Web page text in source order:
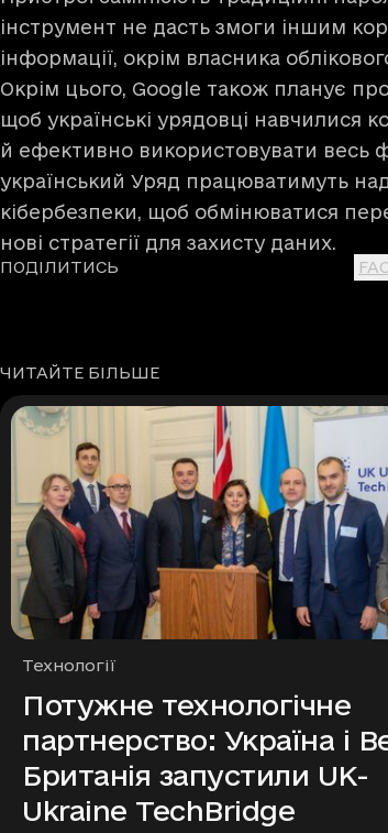
інструмент не дасть змоги іншим
інформації, окрім власника
Окрім цього, Google також планує
щоб українські урядовці навчилися
й ефективно використовувати весь
український Уряд працюватимуть
кібербезпеки, щоб обмінюватися
нові стратегії для захисту даних.
ПОДІЛИТИСЬ
ЧИТАЙТЕ БІЛЬШЕ
Рубрики
Технології
Потужне технологічне
партнерство: Україна і
Британія запустили UK-
Ukraine TechBridge